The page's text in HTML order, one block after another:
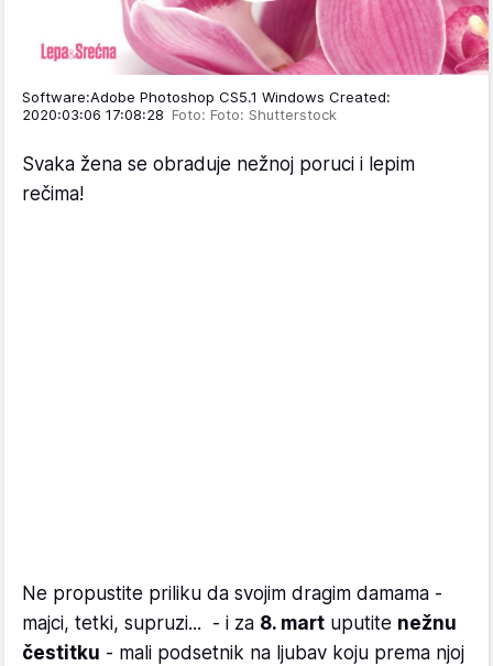
Software:Adobe Photoshop CS5.1 Windows Created:
2020:03:06 17:08:28 Foto: Foto: Shutterstock
Svaka žena se obraduje nežnoj poruci i lepim
rečima!
Ne propustite priliku da svojim dragim damama -
majci, tetki, supruzi... - i za 8. mart uputite nežnu
čestitku - mali podsetnik na ljubav koju prema njoj